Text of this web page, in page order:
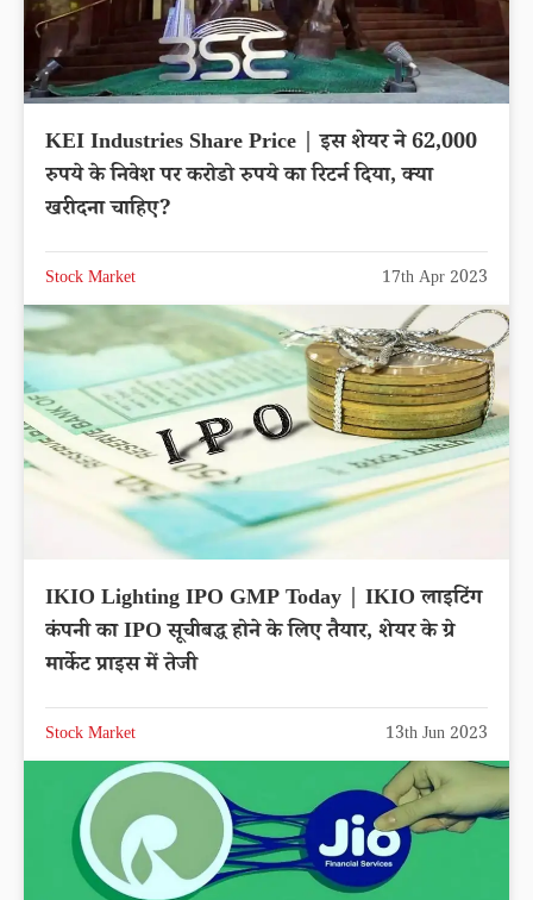
KEI Industries Share Price | इस शेयर ने 62,000
रुपये के निवेश पर करोडो रुपये का रिटर्न दिया, क्या
खरीदना चाहिए?
Stock Market 17th Apr 2023
IKIO Lighting IPO GMP Today | IKIO लाइटिंग
कंपनी का IPO सूचीबद्ध होने के लिए तैयार, शेयर के ग्रे
मार्केट प्राइस में तेजी
Stock Market 13th Jun 2023